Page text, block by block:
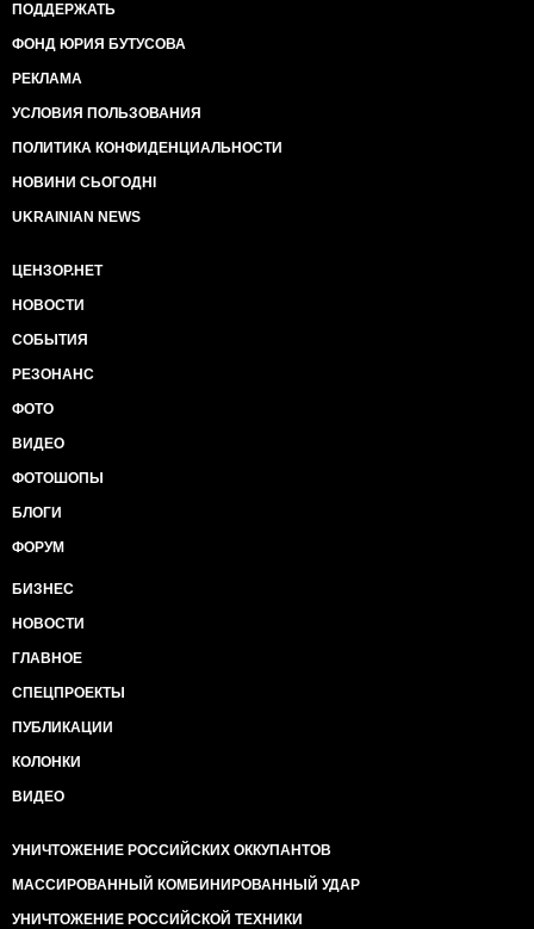
ПОДДЕРЖАТЬ
ФОНД ЮРИЯ БУТУСОВА
РЕКЛАМА
УСЛОВИЯ ПОЛЬЗОВАНИЯ
ПОЛИТИКА КОНФИДЕНЦИАЛЬНОСТИ
НОВИНИ СЬОГОДНІ
UKRAINIAN NEWS
ЦЕНЗОР.НЕТ
НОВОСТИ
СОБЫТИЯ
РЕЗОНАНС
ФОТО
ВИДЕО
ФОТОШОПЫ
БЛОГИ
ФОРУМ
БИЗНЕС
НОВОСТИ
ГЛАВНОЕ
СПЕЦПРОЕКТЫ
ПУБЛИКАЦИИ
КОЛОНКИ
ВИДЕО
УНИЧТОЖЕНИЕ РОССИЙСКИХ ОККУПАНТОВ
МАССИРОВАННЫЙ КОМБИНИРОВАННЫЙ УДАР
УНИЧТОЖЕНИЕ РОССИЙСКОЙ ТЕХНИКИ